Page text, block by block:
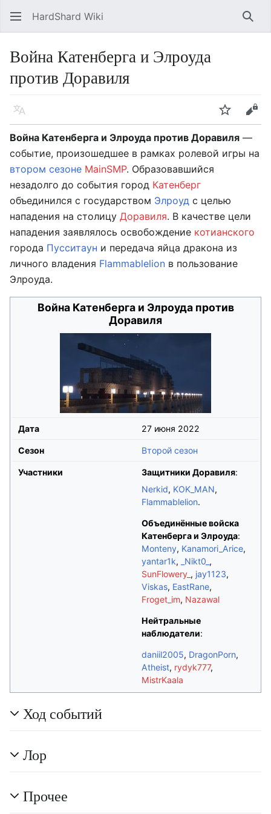
HardShard Wiki
Война Катенберга и Элроуда
против Доравиля
Язык Следить
Война Катенберга и Элроуда против Доравиля —
событие, произошедшее в рамках ролевой игры на
втором сезоне MainSMP. Образовавшийся
незадолго до события город Катенберг
объединился с государством Элроуд с целью
нападения на столицу Доравиля. В качестве цели
нападения заявлялось освобождение котианского
города Пусситаун и передача яйца дракона из
личного владения Flammablelion в пользование
Элроуда.
Война Катенберга и Элроуда против
Доравиля
Дата 27 июня 2022
Сезон Второй сезон
Участники Защитники Доравиля:
Nerkid, KOK_MAN,
Flammablelion.
Объединённые войска
Катенберга и Элроуда:
Monteny, Kanamori_Arice,
yantar1k, _Nikt0_ ,
SunFlowery_ , jay1123,
Viskas, EastRane,
Froget_im, Nazawal
Нейтральные
наблюдатели:
daniil2005, DragonPorn,
Atheist, rydyk777,
MistrKaala
Ход событий
Лор
Прочее